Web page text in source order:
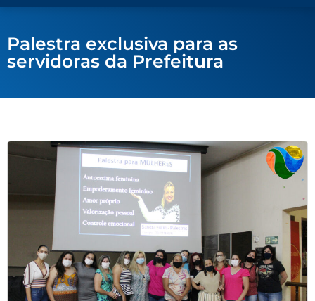
Palestra exclusiva para as
servidoras da Prefeitura